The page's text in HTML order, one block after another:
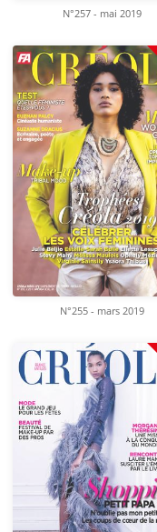
N°257 - mai 2019
N°255 - mars 2019